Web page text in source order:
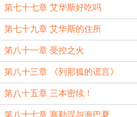
第七十七章 艾华斯好吃吗
第七十九章 艾华斯的住所
第八十一章 受控之火
第八十三章 《列那狐的谎言》
第八十五章 三本密续！
第八十七章 塞勒涅与海巴夏